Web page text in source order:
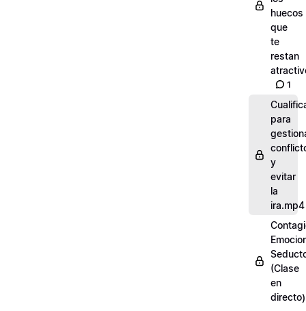
huecos
que
te
restan
1
para
y
evitar
la
ira.mp4
(Clase
en
directo)